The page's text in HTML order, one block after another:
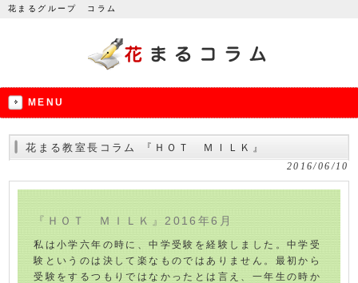
花まるグループ コラム
MENU
花まる教室長コラム 『ＨＯＴ ＭＩＬＫ』
2016/06/10
『ＨＯＴ ＭＩＬＫ』2016年6月
私は小学六年の時に、中学受験を経験しました。中学受
験というのは決して楽なものではありません。最初から
受験をするつもりではなかったとは言え、一年生の時か